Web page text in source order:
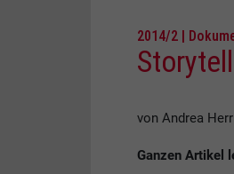
2014/2 |
von Andrea
Ganzen Artikel